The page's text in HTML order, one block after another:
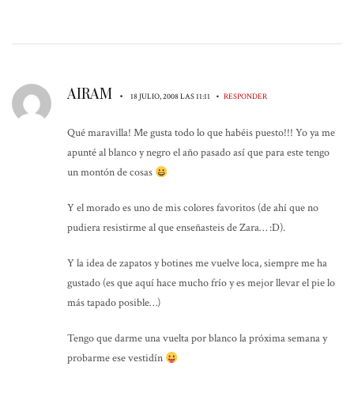
AIRAM • 18 JULIO, 2008 LAS 11:11 • RESPONDER
Qué maravilla! Me gusta todo lo que habéis puesto!!! Yo ya me
apunté al blanco y negro el año pasado así que para este tengo
un montón de cosas
Y el morado es uno de mis colores favoritos (de ahí que no
pudiera resistirme al que enseñasteis de Zara… :D).
Y la idea de zapatos y botines me vuelve loca, siempre me ha
gustado (es que aquí hace mucho frío y es mejor llevar el pie lo
más tapado posible…)
Tengo que darme una vuelta por blanco la próxima semana y
probarme ese vestidín